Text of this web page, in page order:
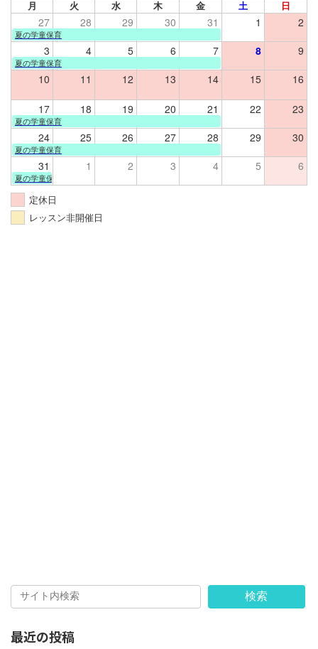
月 火 水 木 金 土 日
27 28 29 30 31 1 2
夏の学童保育
3 4 5 6 7 8 9
夏の学童保育
10 11 12 13 14 15 16
17 18 19 20 21 22 23
夏の学童保育
24 25 26 27 28 29 30
夏の学童保育
31 1 2 3 4 5 6
夏の学童保育
定休日
レッスン非開催日
検索
最近の投稿